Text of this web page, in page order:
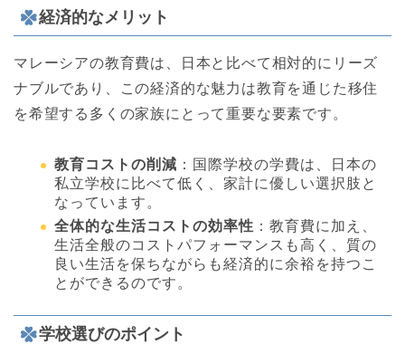
経済的なメリット
マレーシアの教育費は、日本と比べて相対的にリーズ
ナブルであり、この経済的な魅力は教育を通じた移住
を希望する多くの家族にとって重要な要素です。
教育コストの削減 ：国際学校の学費は、日本の
私立学校に比べて低く、家計に優しい選択肢と
なっています。
全体的な生活コストの効率性 ：教育費に加え、
生活全般のコストパフォーマンスも高く、質の
良い生活を保ちながらも経済的に余裕を持つこ
とができるのです。
学校選びのポイント